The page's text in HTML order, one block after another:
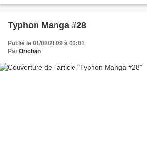
Typhon Manga #28
Publié le 01/08/2009 à 00:01
Par Orichan